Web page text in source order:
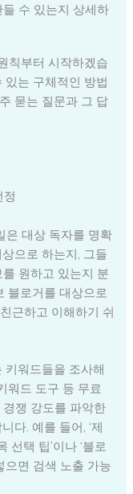
수 있는지 상세하
칙부터 시작하겠습
있는 구체적인 방법
묻는 질문과 그 답
정
은 대상 독자를 명확
으로 하는지, 그들
원하고 있는지 분
블로거를 대상으로
근하고 이해하기 쉬
키워드들을 조사해
워드 도구 등 무료
쟁 강도를 파악한
다. 예를 들어, ‘제
선택 팁’이나 ‘블로
으면 검색 노출 가능